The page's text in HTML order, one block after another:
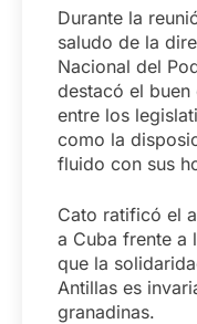
Durante la
saludo de la
Nacional del
destacó el buen
entre los
como la
fluido con sus
Cato ratificó el
a Cuba frente a
que la
Antillas es
granadinas.